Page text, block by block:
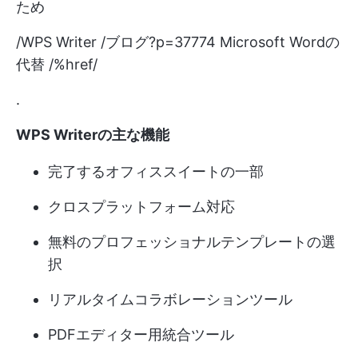
ため
/WPS Writer /ブログ?p=37774 Microsoft Wordの
代替 /%href/
.
WPS Writerの主な機能
完了するオフィススイートの一部
クロスプラットフォーム対応
無料のプロフェッショナルテンプレートの選
択
リアルタイムコラボレーションツール
PDFエディター用統合ツール